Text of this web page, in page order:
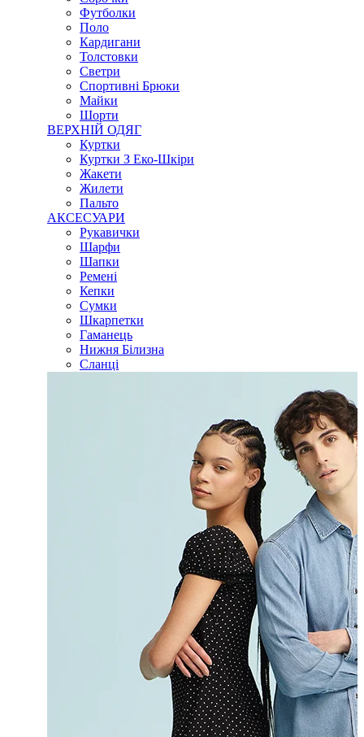
Футболки
Поло
Кардигани
Толстовки
Светри
Спортивні Брюки
Майки
Шорти
ВЕРХНІЙ ОДЯГ
Куртки
Куртки З Еко-Шкіри
Жакети
Жилети
Пальто
АКСЕСУАРИ
Рукавички
Шарфи
Шапки
Ремені
Кепки
Сумки
Шкарпетки
Гаманець
Нижня Білизна
Сланці